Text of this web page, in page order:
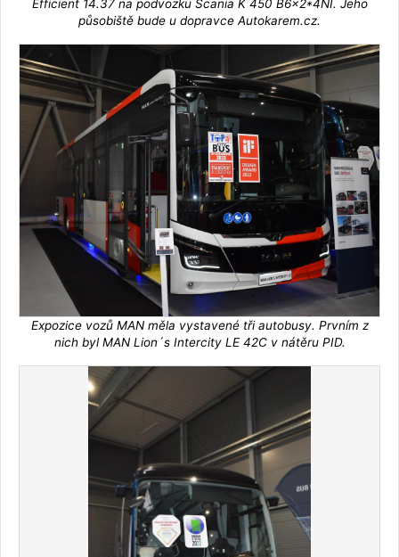
Efficient 14.37 na podvozku Scania K 450 B6x2*4NI. Jeho
působiště bude u dopravce Autokarem.cz.
Expozice vozů MAN měla vystavené tři autobusy. Prvním z
nich byl MAN Lion´s Intercity LE 42C v nátěru PID.